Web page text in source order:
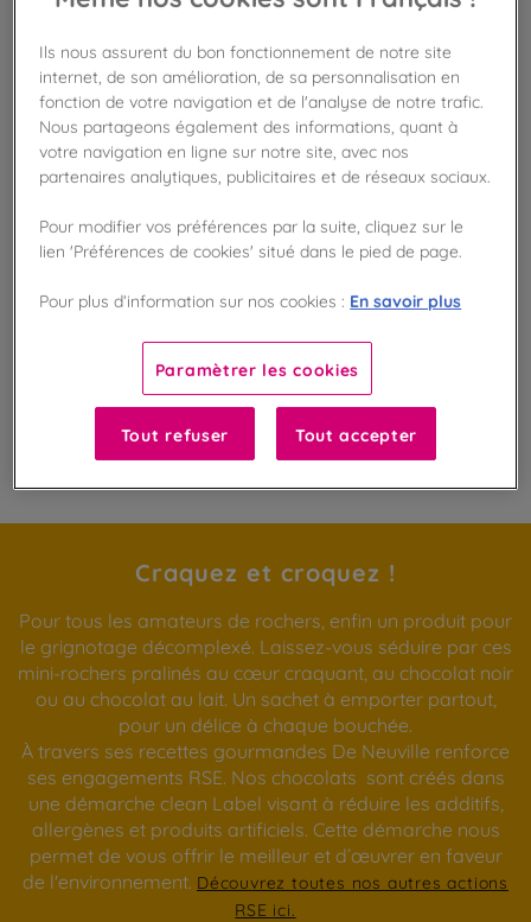
Disponible en boutique !
Vérifier la disponibilité en magasin
Frais de port offert
dès 50€ d'achat
Gagnez 12 points de fidélité !
avec notre programme Privilège
100
Craquez et croquez !
Pour tous les amateurs de rochers, enfin un produit pour
le grignotage décomplexé. Laissez-vous séduire par ces
mini-rochers pralinés au cœur craquant, au chocolat noir
ou au chocolat au lait. Un sachet à emporter partout,
pour un délice à chaque bouchée.
À travers ses recettes gourmandes De Neuville renforce
ses engagements RSE. Nos chocolats sont créés dans
une démarche clean Label visant à réduire les additifs,
allergènes et produits artificiels. Cette démarche nous
permet de vous offrir le meilleur et d’œuvrer en faveur
de l'environnement. Découvrez toutes nos autres actions
RSE ici.
Ils nous assurent du bon fonctionnement de notre site
internet, de son amélioration, de sa personnalisation en
fonction de votre navigation et de l'analyse de notre trafic.
Nous partageons également des informations, quant à
votre navigation en ligne sur notre site, avec nos
partenaires analytiques, publicitaires et de réseaux sociaux.
Pour modifier vos préférences par la suite, cliquez sur le
lien 'Préférences de cookies' situé dans le pied de page.
Pour plus d’information sur nos cookies : En savoir plus
Paramètrer les cookies
Tout refuser Tout accepter